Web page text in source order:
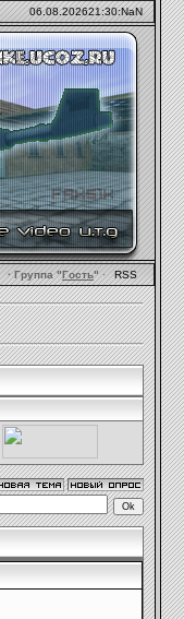
06.08.202621:30:NaN
· Группа "Гость"· RSS